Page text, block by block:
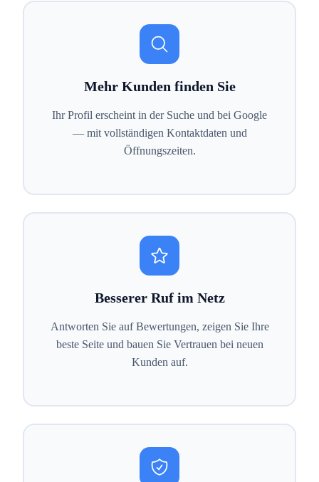
Mehr Kunden finden Sie
Ihr Profil erscheint in der Suche und bei Google
— mit vollständigen Kontaktdaten und
Öffnungszeiten.
Besserer Ruf im Netz
Antworten Sie auf Bewertungen, zeigen Sie Ihre
beste Seite und bauen Sie Vertrauen bei neuen
Kunden auf.